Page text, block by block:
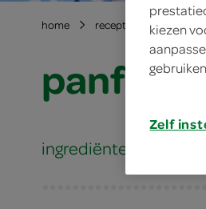
home recepten panforte
panforte
ingrediënten
kiezen
Zelf